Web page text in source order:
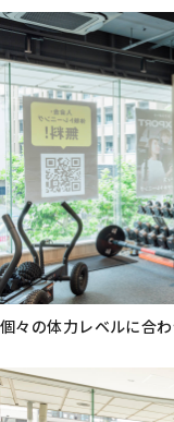
個々の体力レベルに合